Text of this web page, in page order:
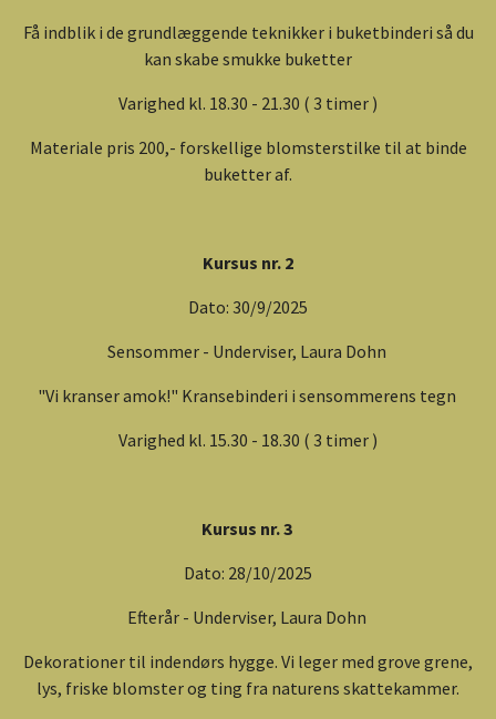
Få indblik i de grundlæggende teknikker i buketbinderi så du
kan skabe smukke buketter
Varighed kl. 18.30 - 21.30 ( 3 timer )
Materiale pris 200,- forskellige blomsterstilke til at binde
buketter af.
Kursus nr. 2
Dato: 30/9/2025
Sensommer - Underviser, Laura Dohn
"Vi kranser amok!" Kransebinderi i sensommerens tegn
Varighed kl. 15.30 - 18.30 ( 3 timer )
Kursus nr. 3
Dato: 28/10/2025
Efterår - Underviser, Laura Dohn
Dekorationer til indendørs hygge. Vi leger med grove grene,
lys, friske blomster og ting fra naturens skattekammer.